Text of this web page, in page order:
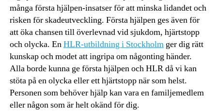
många första hjälpen-insatser för att minska lidandet och
risken för skadeutveckling. Första hjälpen ges även för
att öka chansen till överlevnad vid sjukdom, hjärtstopp
och olycka. EnHLR-utbildning i Stockholm ger dig rätt
kunskap och modet att ingripa om någonting händer.
Alla borde kunna ge första hjälpen och HLR då vi kan
stöta på en olycka eller ett hjärtstopp när som helst.
Personen som behöver hjälp kan vara en familjemedlem
eller någon som är helt okänd för dig.